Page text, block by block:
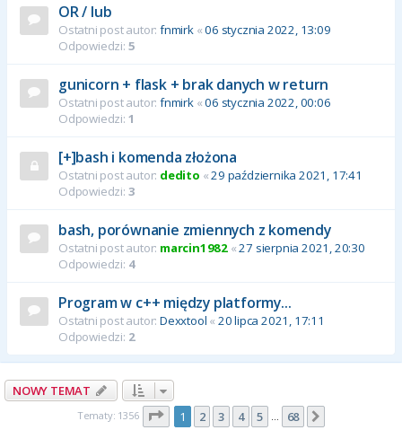
OR / lub
Ostatni post autor: fnmirk«06 stycznia 2022, 13:09
Odpowiedzi: 5
gunicorn + flask + brak danych w return
Ostatni post autor: fnmirk«06 stycznia 2022, 00:06
Odpowiedzi: 1
[+]bash i komenda złożona
Ostatni post autor: dedito «29 października 2021, 17:41
Odpowiedzi: 3
bash, porównanie zmiennych z komendy
Ostatni post autor: marcin1982 «27 sierpnia 2021, 20:30
Odpowiedzi: 4
Program w c++ między platformy...
Ostatni post autor: Dexxtool « 20 lipca 2021, 17:11
Odpowiedzi: 2
NOWY TEMAT
Tematy: 1356 Strona1 z68
1 2 3 4 5 … 68